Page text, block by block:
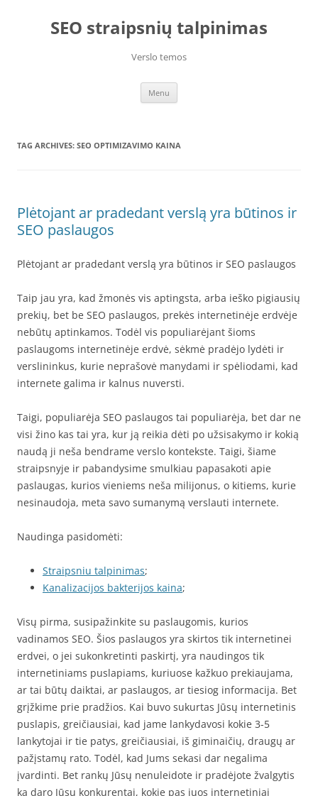
contentSEO straipsnių talpinimas
Verslo temos
Menu
TAG ARCHIVES: SEO OPTIMIZAVIMO KAINA
Plėtojant ar pradedant verslą yra būtinos ir
SEO paslaugos
Plėtojant ar pradedant verslą yra būtinos ir SEO paslaugos
Taip jau yra, kad žmonės vis aptingsta, arba ieško pigiausių
prekių, bet be SEO paslaugos, prekės internetinėje erdvėje
nebūtų aptinkamos. Todėl vis populiarėjant šioms
paslaugoms internetinėje erdvė, sėkmė pradėjo lydėti ir
verslininkus, kurie neprašovė manydami ir spėliodami, kad
internete galima ir kalnus nuversti.
Taigi, populiarėja SEO paslaugos tai populiarėja, bet dar ne
visi žino kas tai yra, kur ją reikia dėti po užsisakymo ir kokią
naudą ji neša bendrame verslo kontekste. Taigi, šiame
straipsnyje ir pabandysime smulkiau papasakoti apie
paslaugas, kurios vieniems neša milijonus, o kitiems, kurie
nesinaudoja, meta savo sumanymą verslauti internete.
Naudinga pasidomėti:
Straipsniu talpinimas;
Kanalizacijos bakterijos kaina;
Visų pirma, susipažinkite su paslaugomis, kurios
vadinamos SEO. Šios paslaugos yra skirtos tik internetinei
erdvei, o jei sukonkretinti paskirtį, yra naudingos tik
internetiniams puslapiams, kuriuose kažkuo prekiaujama,
ar tai būtų daiktai, ar paslaugos, ar tiesiog informacija. Bet
grįžkime prie pradžios. Kai buvo sukurtas Jūsų internetinis
puslapis, greičiausiai, kad jame lankydavosi kokie 3-5
lankytojai ir tie patys, greičiausiai, iš giminaičių, draugų ar
pažįstamų rato. Todėl, kad Jums sekasi dar negalima
įvardinti. Bet rankų Jūsų nenuleidote ir pradėjote žvalgytis
ką daro Jūsų konkurentai, kokie pas juos internetiniai